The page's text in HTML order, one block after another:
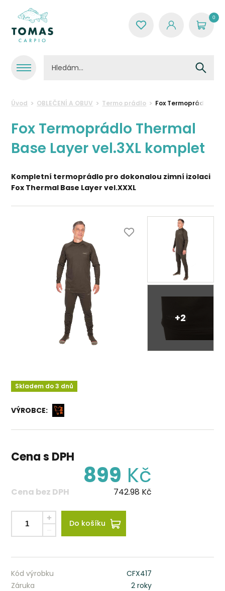
0
Úvod OBLEČENÍ A OBUV Termo prádlo Fox Termoprádlo
Fox Termoprádlo Thermal
Base Layer vel.3XL komplet
Kompletní termoprádlo pro dokonalou zimní izolaci
Fox Thermal Base Layer vel.XXXL
+2
Skladem do 3 dnů
VÝROBCE:
Cena s DPH
899 Kč
Cena bez DPH 742.98 Kč
Do košíku
Kód výrobku
CFX417
Záruka
2 roky